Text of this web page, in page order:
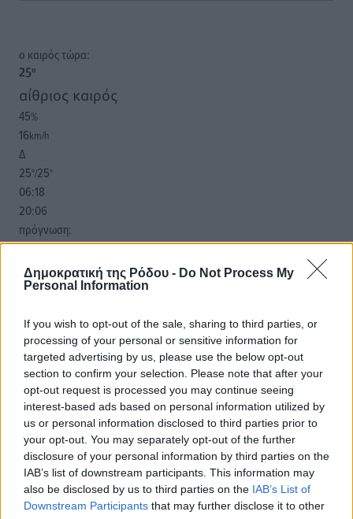
Δημοκρατική της Ρόδου - Do Not Process My
Personal Information
If you wish to opt-out of the sale, sharing to third parties, or
processing of your personal or sensitive information for
targeted advertising by us, please use the below opt-out
section to confirm your selection. Please note that after your
opt-out request is processed you may continue seeing
interest-based ads based on personal information utilized by
us or personal information disclosed to third parties prior to
your opt-out. You may separately opt-out of the further
disclosure of your personal information by third parties on the
IAB’s list of downstream participants. This information may
also be disclosed by us to third parties on the IAB’s List of
Downstream Participants that may further disclose it to other
o καιρός τώρα:
25°
αίθριος καιρός
45%
16km/h
Δ
25°/25°
06:18
20:06
πρόγνωση:
31°
ΚΥ
29°
29 °
ΤΡ
28°
ΤΕ